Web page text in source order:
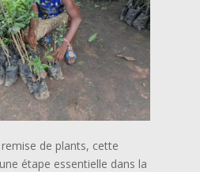
de plants, cette
étape essentielle dans la